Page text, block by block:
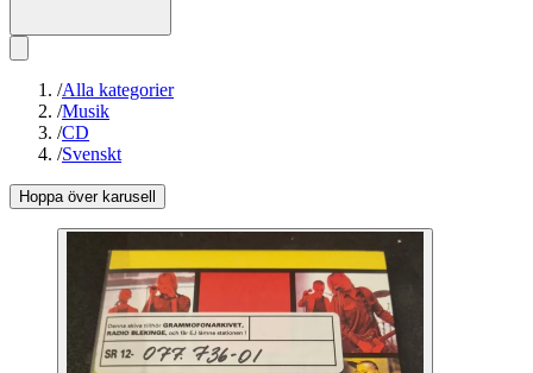
/Alla kategorier
/Musik
/CD
/Svenskt
Hoppa över karusell